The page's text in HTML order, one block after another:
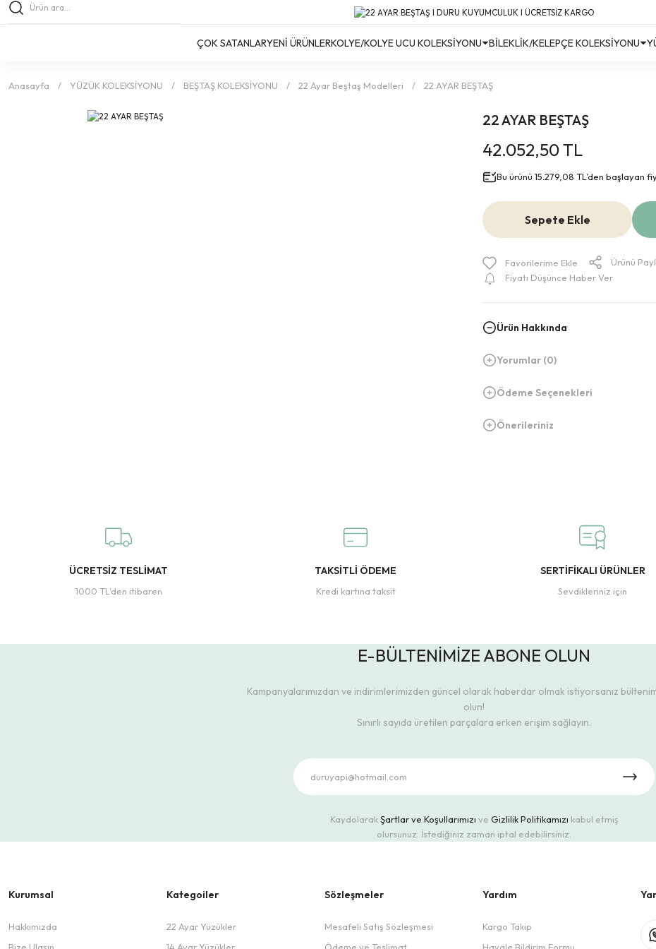
Türkiye’nin Her Yerine Ücretsiz Kargo!
Türkiye’nin Her Yerine Ücretsiz Kargo! #2
Türkiye’nin Her Yerine Ücretsiz Kargo! #3
ÇOK SATANLARYENİ ÜRÜNLERKOLYE/KOLYE UCU KOLEKSİYONU BİLEKLİK/KELEPÇE KOLEKSİYONU
Anasayfa YÜZÜK KOLEKSİYONU BEŞTAŞ KOLEKSİYONU 22 Ayar Beştaş Modelleri 22 AYAR BEŞTAŞ
22 AYAR BEŞTAŞ
42.052,50 TL
Bu ürünü 15.279,08 TL’den başlayan
Sepete Ekle
Ürünü
Fiyatı Düşünce Haber Ver
Ürün Hakkında
Yorumlar (0)
Ödeme Seçenekleri
Önerileriniz
ÜCRETSİZ TESLİMAT
1000 TL’den itibaren
TAKSİTLİ ÖDEME
Kredi kartına taksit
SERTİFİKALI ÜRÜNLER
Sevdikleriniz için
E-BÜLTENİMİZE ABONE OLUN
Kampanyalarımızdan ve indirimlerimizden güncel olarak haberdar olmak istiyorsanız
olun!
Sınırlı sayıda üretilen parçalara erken erişim sağlayın.
KaydolarakŞartlar ve Koşullarımızı ve Gizlilik Politikamızı kabul etmiş
olursunuz. İstediğiniz zaman iptal edebilirsiniz.
Kurumsal
Hakkımızda
Kategoiler
22 Ayar Yüzükler
Sözleşmeler
Mesafeli Satış Sözleşmesi
Yardım
Kargo Takip